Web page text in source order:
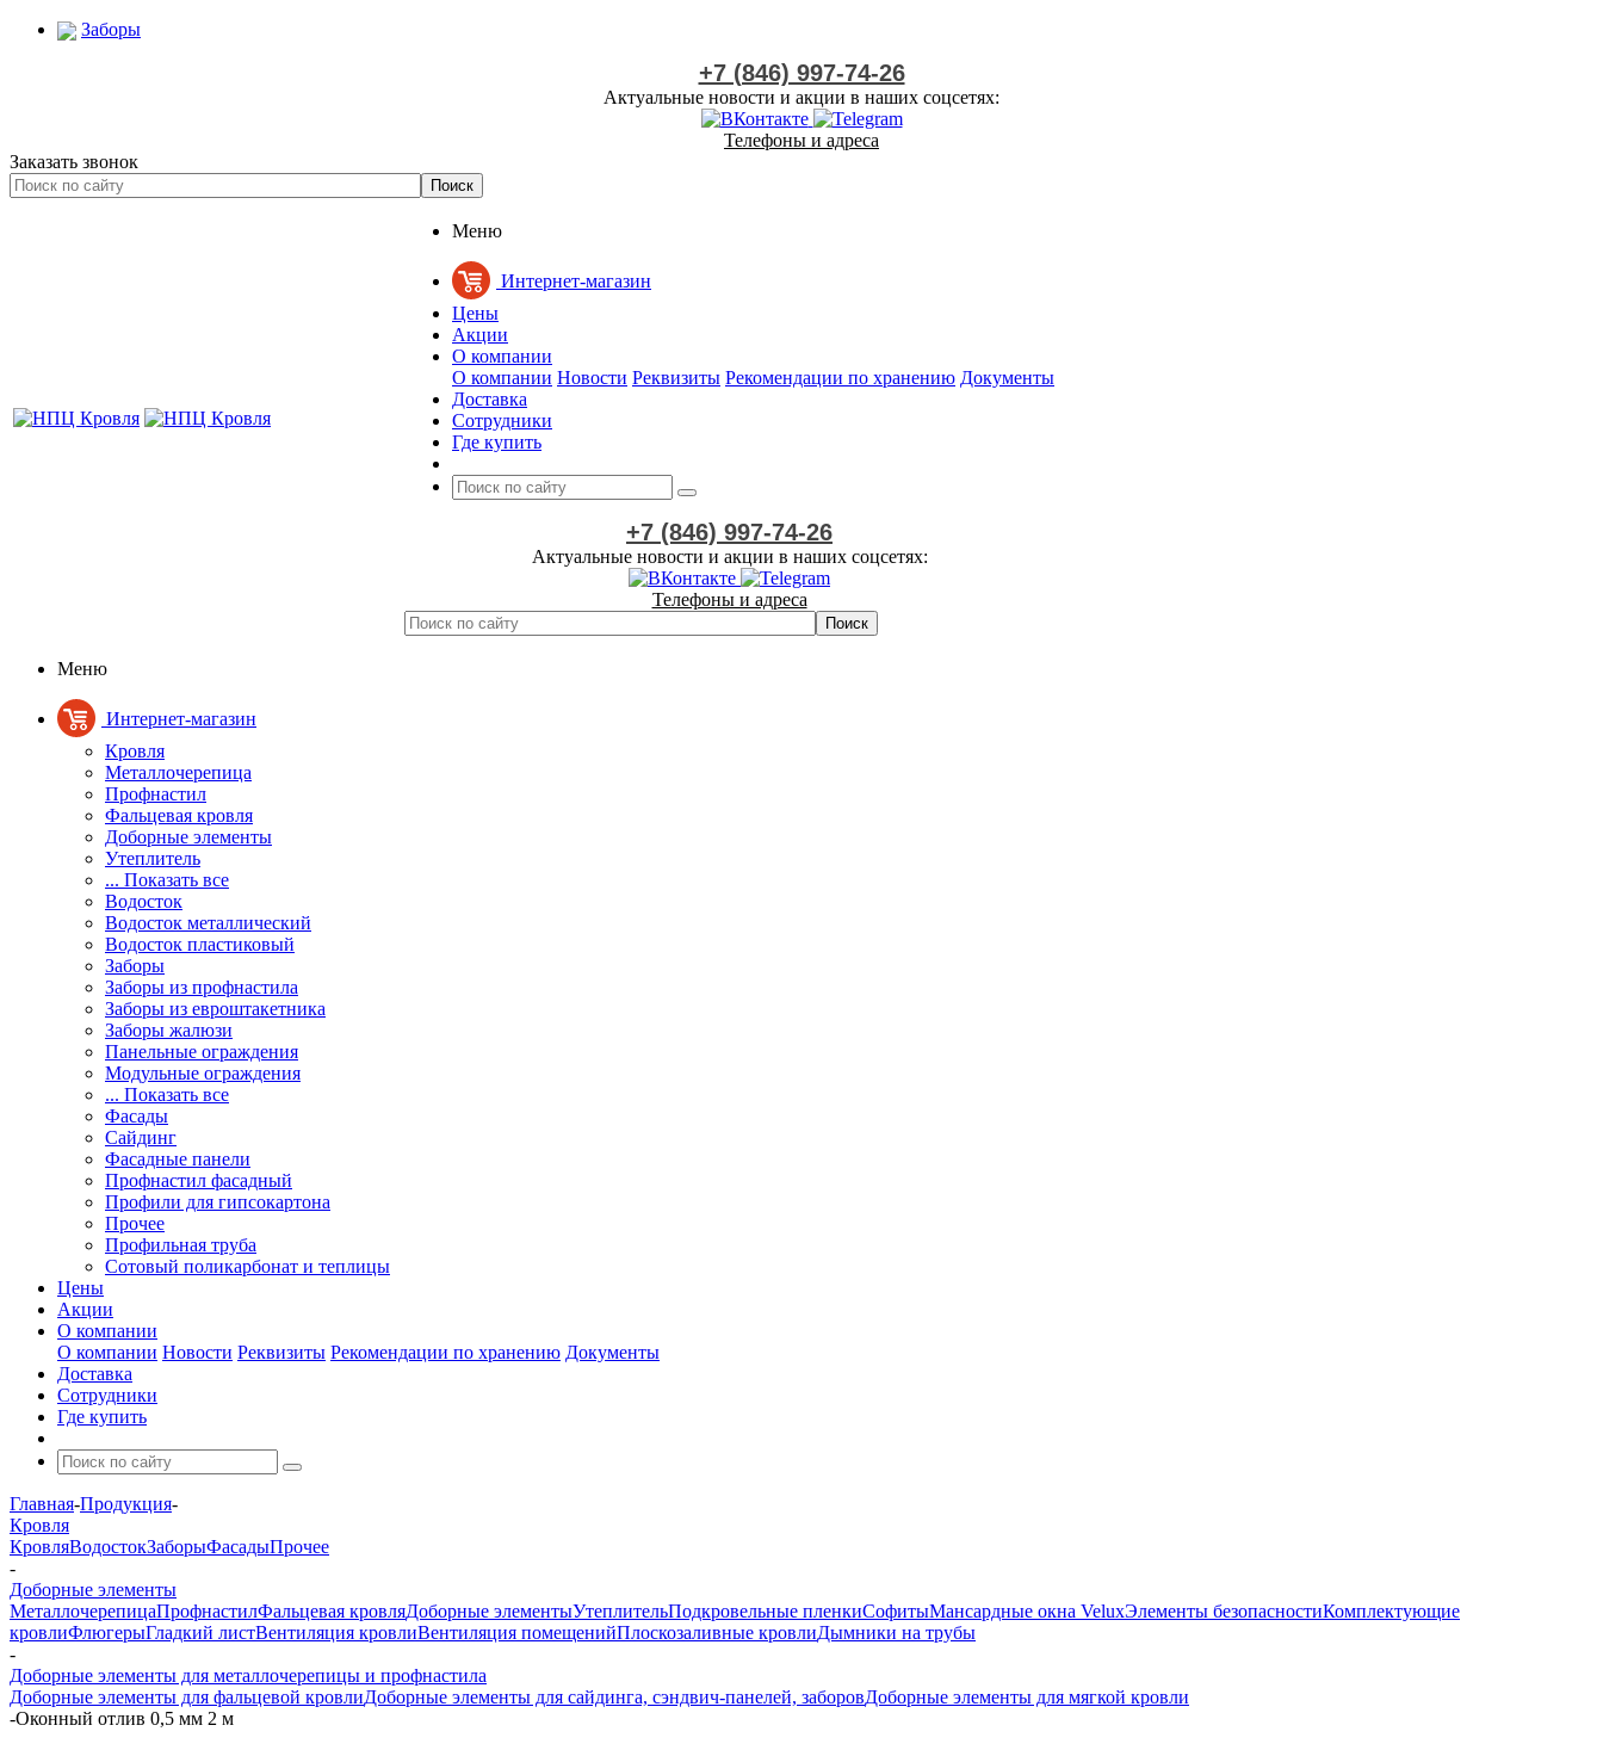
Заборы
+7 (846) 997-74-26
Актуальные новости и акции в наших соцсетях:
Телефоны и адреса
Заказать звонок
Меню
Интернет-магазин
Цены
Акции
О компании
О компании Новости Реквизиты Рекомендации по хранению Документы
Доставка
Сотрудники
Где купить
+7 (846) 997-74-26
Актуальные новости и акции в наших соцсетях:
Телефоны и адреса
Меню
Интернет-магазин
Кровля
Металлочерепица
Профнастил
Фальцевая кровля
Доборные элементы
Утеплитель
... Показать все
Водосток
Водосток металлический
Водосток пластиковый
Заборы
Заборы из профнастила
Заборы из евроштакетника
Заборы жалюзи
Панельные ограждения
Модульные ограждения
... Показать все
Фасады
Сайдинг
Фасадные панели
Профнастил фасадный
Профили для гипсокартона
Прочее
Профильная труба
Сотовый поликарбонат и теплицы
Цены
Акции
О компании
О компании Новости Реквизиты Рекомендации по хранению Документы
Доставка
Сотрудники
Где купить
Главная-Продукция-
Кровля
КровляВодостокЗаборыФасадыПрочее
-
Доборные элементы
МеталлочерепицаПрофнастилФальцевая кровляДоборные элементыУтеплительПодкровельные пленкиСофитыМансардные окна VeluxЭлементы безопасностиКомплектующие
кровлиФлюгерыГладкий листВентиляция кровлиВентиляция помещенийПлоскозаливные кровлиДымники на трубы
-
Доборные элементы для металлочерепицы и профнастила
Доборные элементы для фальцевой кровлиДоборные элементы для сайдинга, сэндвич-панелей, заборовДоборные элементы для мягкой кровли
-Оконный отлив 0,5 мм 2 м